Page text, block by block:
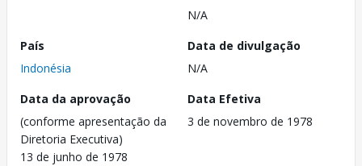
N/A
País
Indonésia
Data de divulgação
N/A
Data da aprovação
(conforme apresentação da
Diretoria Executiva)
13 de junho de 1978
Data Efetiva
3 de novembro de 1978